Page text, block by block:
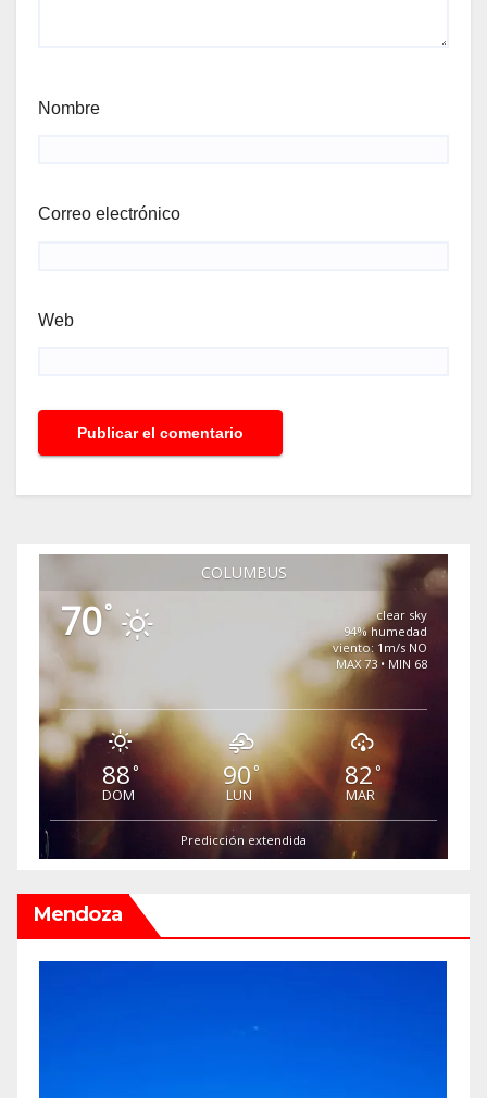
Nombre
Correo electrónico
Web
COLUMBUS
70°
clear sky
94% humedad
viento: 1m/s NO
MAX 73 • MIN 68
88°
DOM
90°
LUN
82°
MAR
Predicción extendida
Mendoza